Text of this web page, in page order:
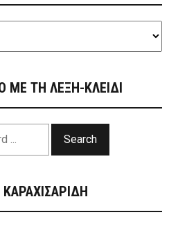
ΜΕ ΤΗ ΛΕΞΗ-ΚΛΕΙΔΙ
Search